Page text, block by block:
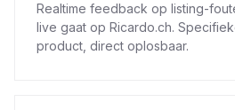
Realtime feedback op listing-
live gaat op Ricardo.ch.
product, direct oplosbaar.